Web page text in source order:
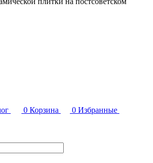
0 Корзина 0 Избранные